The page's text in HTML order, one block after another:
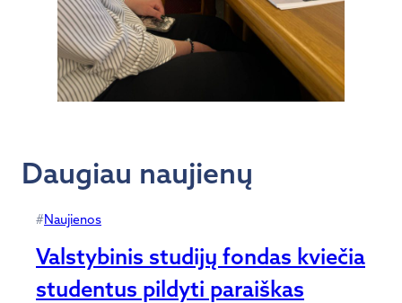
Daugiau naujienų
#Naujienos
Valstybinis studijų fondas kviečia
studentus pildyti paraiškas